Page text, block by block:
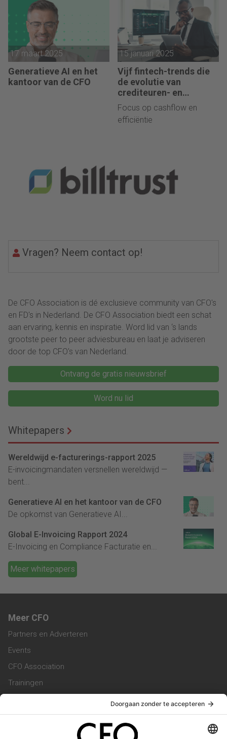
17 maart 2025
Generatieve AI en het
kantoor van de CFO
15 januari 2025
Vijf fintech-trends die
de evolutie van
crediteuren- en
debiteurenadministrati
e in 2025 versnellen
Focus op cashflow en
efficiëntie
Vragen? Neem contact op!
De CFO Association is dé exclusieve community van CFO's
en FD's in Nederland. De CFO Association biedt een schat
aan ervaring, kennis en inspiratie. Word lid van ‘s lands
grootste peer to peer adviesbureau en laat je adviseren
door de top CFO's van Nederland.
Ontvang de gratis nieuwsbrief
Word nu lid
Whitepapers
Wereldwijd e-facturerings-rapport 2025
E-invoicingmandaten versnellen wereldwijd —
bent...
Generatieve AI en het kantoor van de CFO
De opkomst van Generatieve AI...
Global E-Invoicing Rapport 2024
E-Invoicing en Compliance Facturatie en...
Meer whitepapers
Meer CFO
Partners en Adverteren
Events
CFO Association
Trainingen
Vacatures
Service & Contact